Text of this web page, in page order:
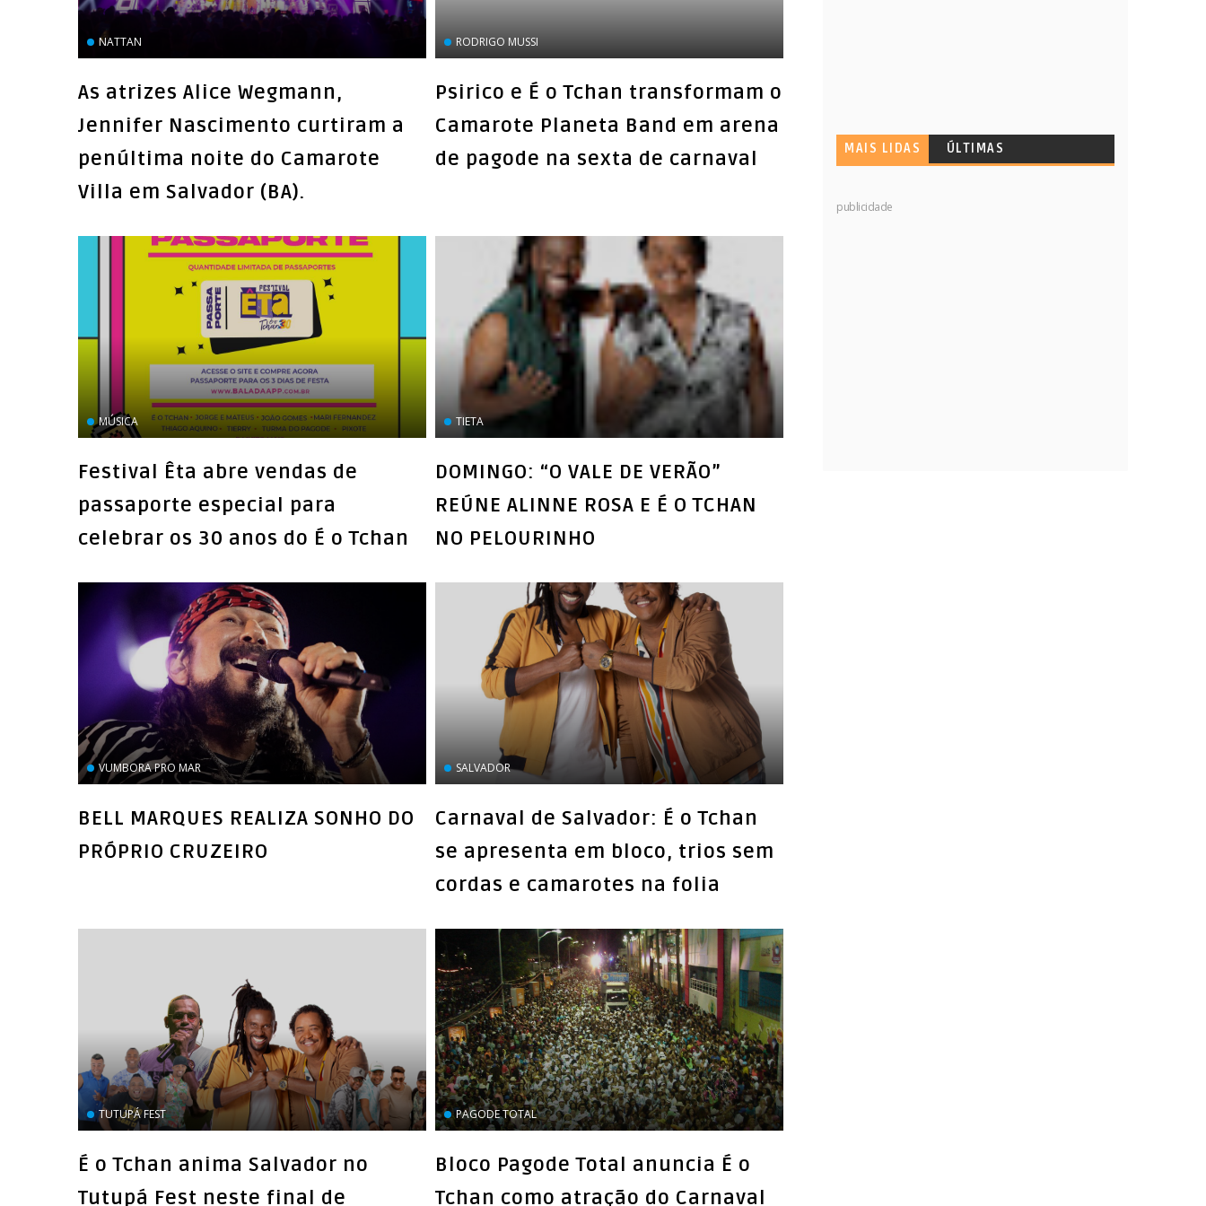
NATTAN
As atrizes Alice Wegmann,
Jennifer Nascimento curtiram a
penúltima noite do Camarote
Villa em Salvador (BA).
RODRIGO MUSSI
Psirico e É o Tchan transformam o
Camarote Planeta Band em arena
de pagode na sexta de carnaval
MÚSICA
Festival Êta abre vendas de
passaporte especial para
celebrar os 30 anos do É o Tchan
TIETA
DOMINGO: “O VALE DE VERÃO”
REÚNE ALINNE ROSA E É O TCHAN
NO PELOURINHO
VUMBORA PRO MAR
BELL MARQUES REALIZA SONHO DO
PRÓPRIO CRUZEIRO
SALVADOR
Carnaval de Salvador: É o Tchan
se apresenta em bloco, trios sem
cordas e camarotes na folia
TUTUPÁ FEST
É o Tchan anima Salvador no
Tutupá Fest neste final de
PAGODE TOTAL
Bloco Pagode Total anuncia É o
Tchan como atração do Carnaval
MAIS LIDAS ÚLTIMAS
publicidade